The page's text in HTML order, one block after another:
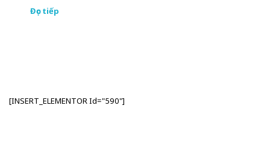
Đọc tiếp
[INSERT_ELEMENTOR Id="590"]